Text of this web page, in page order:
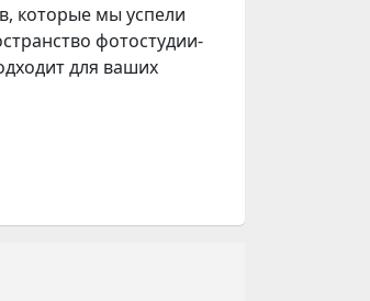
которые мы успели
фотостудии-
для ваших